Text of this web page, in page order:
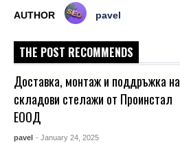
AUTHOR pavel
THE POST RECOMMENDS
Доставка, монтаж и поддръжка на
складови стелажи от Проинстал
ЕООД
pavel - January 24, 2025